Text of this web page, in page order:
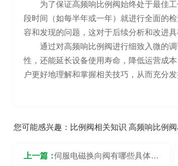
为了保证高频响比例阀始终处于最佳
段时间（如每半年或一年）就进行全面的
容和发现的问题，这对于后续分析和改进具
通过对高频响比例阀进行细致入微的
性，还能延长设备使用寿命，降低运营成本
户更好地理解和掌握相关技巧，从而充分
您可能感兴趣： 比例阀相关知识 高频响比例
上一篇：伺服电磁换向阀有哪些具体应